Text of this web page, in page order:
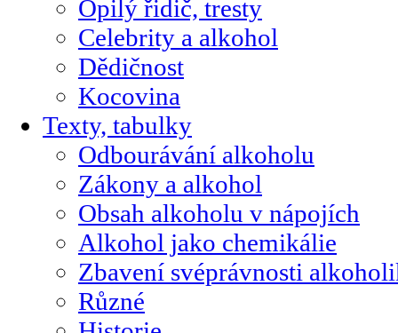
Opilý řidič, tresty
Celebrity a alkohol
Dědičnost
Kocovina
Texty, tabulky
Odbourávání alkoholu
Zákony a alkohol
Obsah alkoholu v nápojích
Alkohol jako chemikálie
Zbavení svéprávnosti
Různé